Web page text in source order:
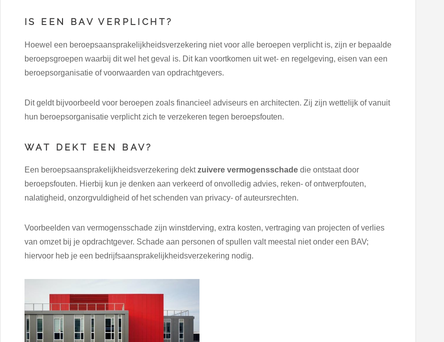
IS EEN BAV VERPLICHT?
Hoewel een beroepsaansprakelijkheidsverzekering niet voor alle beroepen verplicht is, zijn er bepaalde
beroepsgroepen waarbij dit wel het geval is. Dit kan voortkomen uit wet- en regelgeving, eisen van een
beroepsorganisatie of voorwaarden van opdrachtgevers.
Dit geldt bijvoorbeeld voor beroepen zoals financieel adviseurs en architecten. Zij zijn wettelijk of vanuit
hun beroepsorganisatie verplicht zich te verzekeren tegen beroepsfouten.
WAT DEKT EEN BAV?
Een beroepsaansprakelijkheidsverzekering dektzuivere vermogensschade die ontstaat door
beroepsfouten. Hierbij kun je denken aan verkeerd of onvolledig advies, reken- of ontwerpfouten,
nalatigheid, onzorgvuldigheid of het schenden van privacy- of auteursrechten.
Voorbeelden van vermogensschade zijn winstderving, extra kosten, vertraging van projecten of verlies
van omzet bij je opdrachtgever. Schade aan personen of spullen valt meestal niet onder een BAV;
hiervoor heb je een bedrijfsaansprakelijkheidsverzekering nodig.